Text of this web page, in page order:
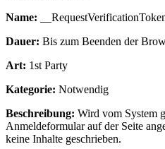
Name:
Dauer: Bis zum Beenden der
Art: 1st Party
Kategorie: Notwendig
Beschreibung: Wird vom System
Anmeldeformular auf der Seite
keine Inhalte geschrieben.